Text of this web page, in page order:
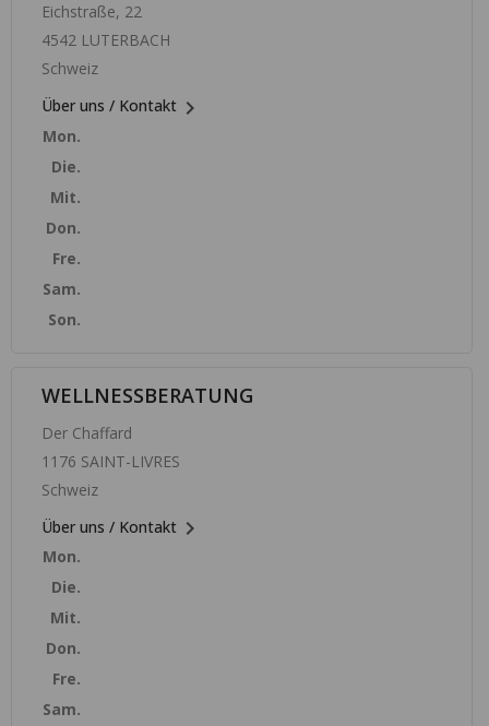
Eichstraße, 22
4542 LUTERBACH
Schweiz
Über uns / Kontakt 
Mon.
Die.
Mit.
Don.
Fre.
Sam.
Son.
WELLNESSBERATUNG
Der Chaffard
1176 SAINT-LIVRES
Schweiz
Über uns / Kontakt 
Mon.
Die.
Mit.
Don.
Fre.
Sam.